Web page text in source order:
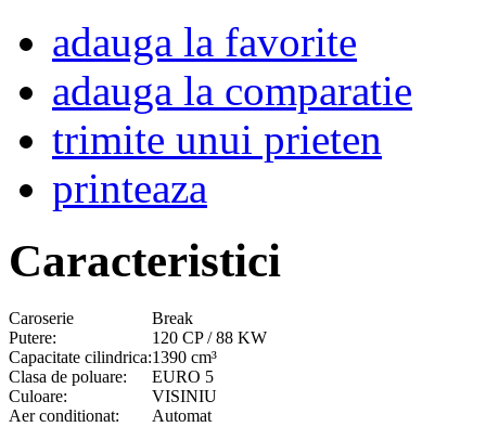
adauga la favorite
adauga la comparatie
trimite unui prieten
printeaza
Caracteristici
Caroserie
Break
Putere:
120 CP / 88 KW
Capacitate cilindrica:1390 cm³
Clasa de poluare:
EURO 5
Culoare:
VISINIU
Aer conditionat:
Automat